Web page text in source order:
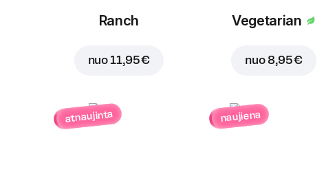
Ranch
nuo11,95 €
Vegetarian
nuo 8,95 €
atnaujinta naujiena